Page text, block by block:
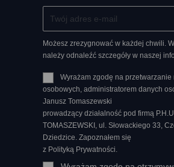
Możesz zrezygnować w każdej chwili.
należy odnaleźć szczegóły w naszej
Wyrażam zgodę na przetwarzanie
osobowych, administratorem danych
Janusz Tomaszewski
prowadzący działalność pod firmą
TOMASZEWSKI, ul. Słowackiego 33,
Dziedzice. Zapoznałem się
z Polityką Prywatności.